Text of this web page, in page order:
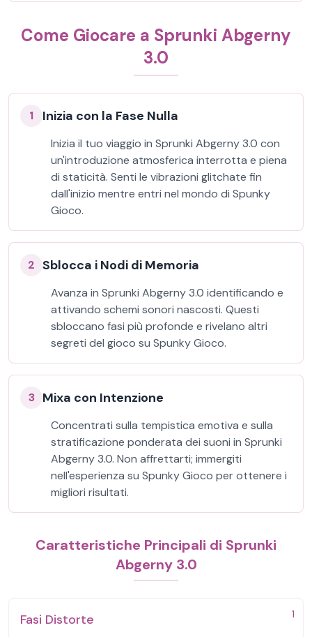
Come Giocare a Sprunki Abgerny
3.0
1 Inizia con la Fase Nulla
Inizia il tuo viaggio in Sprunki Abgerny 3.0 con
un'introduzione atmosferica interrotta e piena
di staticità. Senti le vibrazioni glitchate fin
dall'inizio mentre entri nel mondo di Spunky
Gioco.
2 Sblocca i Nodi di Memoria
Avanza in Sprunki Abgerny 3.0 identificando e
attivando schemi sonori nascosti. Questi
sbloccano fasi più profonde e rivelano altri
segreti del gioco su Spunky Gioco.
3 Mixa con Intenzione
Concentrati sulla tempistica emotiva e sulla
stratificazione ponderata dei suoni in Sprunki
Abgerny 3.0. Non affrettarti; immergiti
nell'esperienza su Spunky Gioco per ottenere i
migliori risultati.
Caratteristiche Principali di Sprunki
Abgerny 3.0
1
Fasi Distorte